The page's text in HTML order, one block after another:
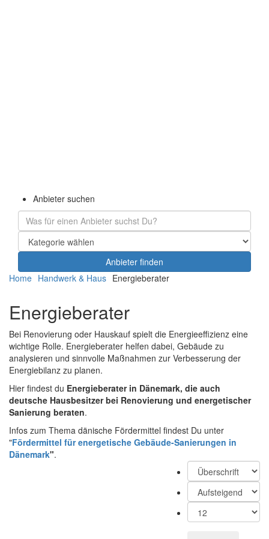
Navigation
verbergen
Navigation
verbergen
Anbieter suchen
Home Handwerk & Haus Energieberater
Energieberater
Bei Renovierung oder Hauskauf spielt die Energieeffizienz eine
wichtige Rolle. Energieberater helfen dabei, Gebäude zu
analysieren und sinnvolle Maßnahmen zur Verbesserung der
Energiebilanz zu planen.
Hier findest du Energieberater in Dänemark, die auch
deutsche Hausbesitzer bei Renovierung und energetischer
Sanierung beraten.
Infos zum Thema dänische Fördermittel findest Du unter
"Fördermittel für energetische Gebäude-Sanierungen in
Dänemark".